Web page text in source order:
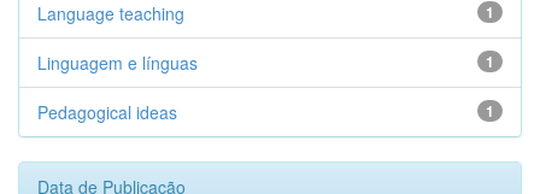
1
Language teaching
1
Linguagem e línguas
1
Pedagogical ideas
Data de Publicação